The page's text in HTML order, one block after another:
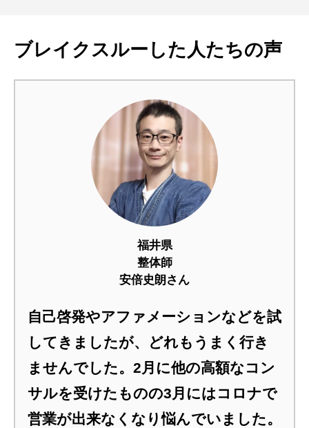
ブレイクスルーした人たちの声
福井県
整体師
安倍史朗さん
自己啓発やアファメーションなどを試
してきましたが、どれもうまく行き
ませんでした。2月に他の高額なコン
サルを受けたものの3月にはコロナで
営業が出来なくなり悩んでいました。